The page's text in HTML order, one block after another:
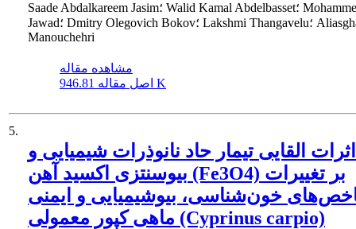
Saade Abdalkareem Jasim؛ Walid Kamal Abdelbasset؛ Mohammed Abed
Jawad؛ Dmitry Olegovich Bokov؛ Lakshmi Thangavelu؛ Aliasghar
Manouchehri
مشاهده مقاله
اصل مقاله 946.81 K
5.
اثرات القایی تیمار حاد نانوذرات شیمیایی و
بیوسنتزی اکسید آهن (Fe3O4) بر تغییرات
خون‌شناسی، بیوشیمیایی و ایمنی
ماهی کپور معمولی (Cyprinus carpio)